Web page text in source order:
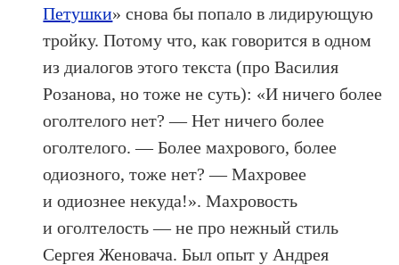
Петушки» снова бы попало в лидирующую
тройку. Потому что, как говорится в одном
из диалогов этого текста (про Василия
Розанова, но тоже не суть): «И ничего более
оголтелого нет? — Нет ничего более
оголтелого. — Более махрового, более
одиозного, тоже нет? — Махровее
и одиознее некуда!». Махровость
и оголтелость — не про нежный стиль
Сергея Женовача. Был опыт у Андрея